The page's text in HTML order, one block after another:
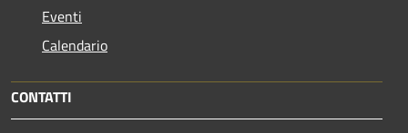
Eventi
Calendario
CONTATTI